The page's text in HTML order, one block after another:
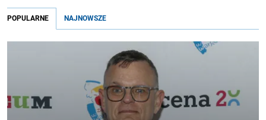
POPULARNE NAJNOWSZE